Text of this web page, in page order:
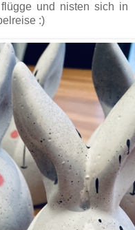
und nisten sich in
:)